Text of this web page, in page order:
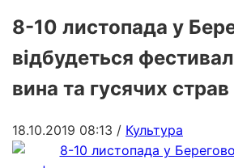
8-10 листопада у
відбудеться
вина та гусячих страв
18.10.2019 08:13 / Культура